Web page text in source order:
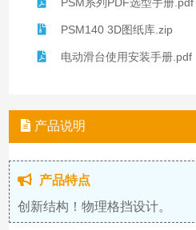
PSM系列PDF选型手册.pdf
PSM140 3D图纸库.zip
电动滑台使用安装手册.pdf
产品说明
产品特点
创新结构！物理格挡设计。